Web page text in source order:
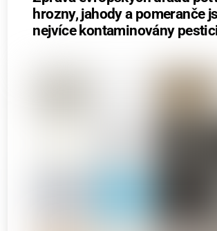
hrozny, jahody a pomeranče
nejvíce kontaminovány